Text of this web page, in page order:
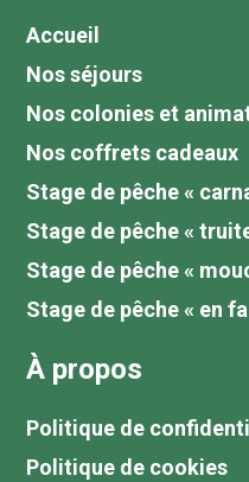
Accueil
Nos séjours
Nos colonies et
Nos coffrets cadeaux
Stage de pêche «
Stage de pêche «
Stage de pêche «
Stage de pêche « en
À propos
Politique de
Politique de cookies